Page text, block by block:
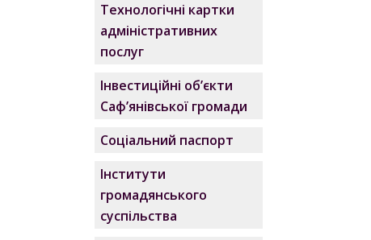
Технологічні картки
адміністративних
послуг
Інвестиційні об’єкти
Саф’янівської громади
Соціальний паспорт
Інститути
громадянського
суспільства